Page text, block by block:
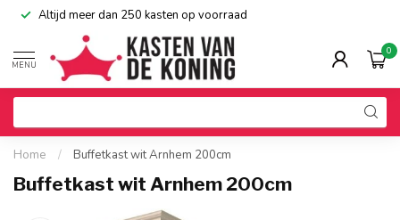
Altijd meer dan 250 kasten op voorraad
MENU
0
Home / Buffetkast wit Arnhem 200cm
Buffetkast wit Arnhem 200cm